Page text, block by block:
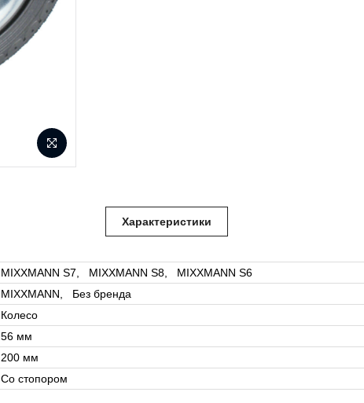
Характеристики
MIXXMANN S7, MIXXMANN S8, MIXXMANN S6
MIXXMANN, Без бренда
Колесо
56 мм
200 мм
Со стопором